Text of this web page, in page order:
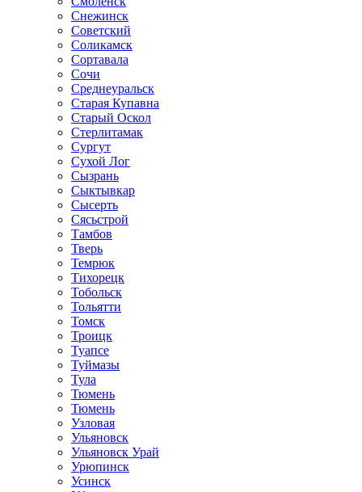
Снежинск
Советский
Соликамск
Сортавала
Сочи
Среднеуральск
Старая Купавна
Старый Оскол
Стерлитамак
Сургут
Сухой Лог
Сызрань
Сыктывкар
Сысерть
Сясьстрой
Тамбов
Тверь
Темрюк
Тихорецк
Тобольск
Тольятти
Томск
Троицк
Туапсе
Туймазы
Тула
Тюмень
Тюмень
Узловая
Ульяновск
Ульяновск Урай
Урюпинск
Усинск